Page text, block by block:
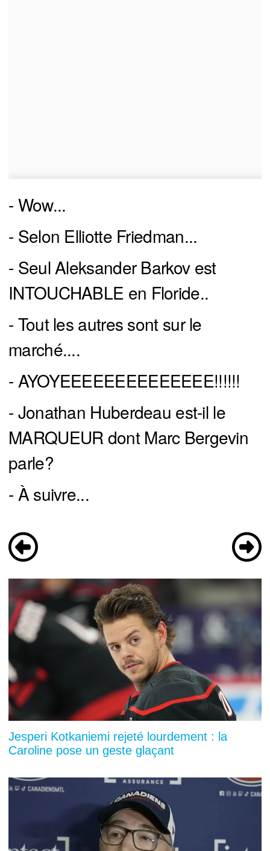
- Wow...
- Selon Elliotte Friedman...
- Seul Aleksander Barkov est
INTOUCHABLE en Floride..
- Tout les autres sont sur le
marché....
- AYOYEEEEEEEEEEEEEE!!!!!!
- Jonathan Huberdeau est-il le
MARQUEUR dont Marc Bergevin
parle?
- À suivre...
Jesperi Kotkaniemi rejeté lourdement : la
Caroline pose un geste glaçant